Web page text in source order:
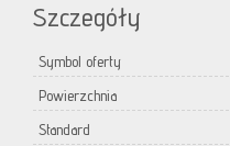
Szczegóły
Symbol oferty
Powierzchnia
Standard